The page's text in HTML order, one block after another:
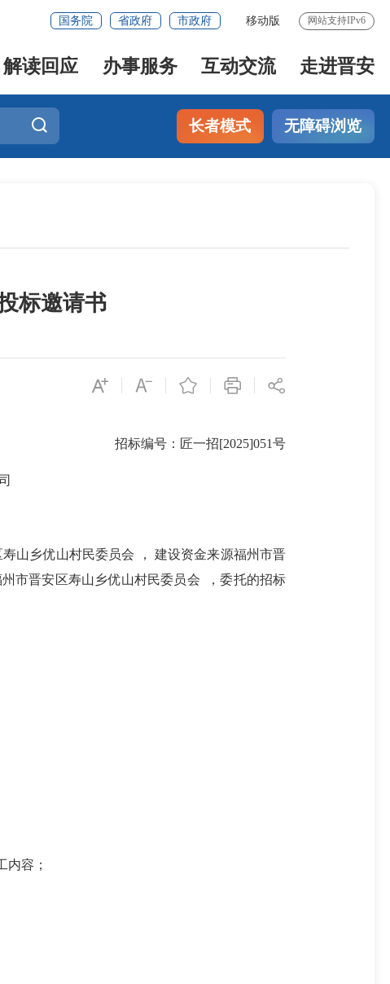
国务院 省政府 市政府 移动版 网站支持IPv6
解读回应 办事服务 互动交流 走进晋安
长者模式 无障碍浏览
标邀请书
招标编号：匠一招[2025]051号
山乡优山村民委员会 ， 建设资金来源福州市晋
市晋安区寿山乡优山村民委员会 ，委托的招标
内容；